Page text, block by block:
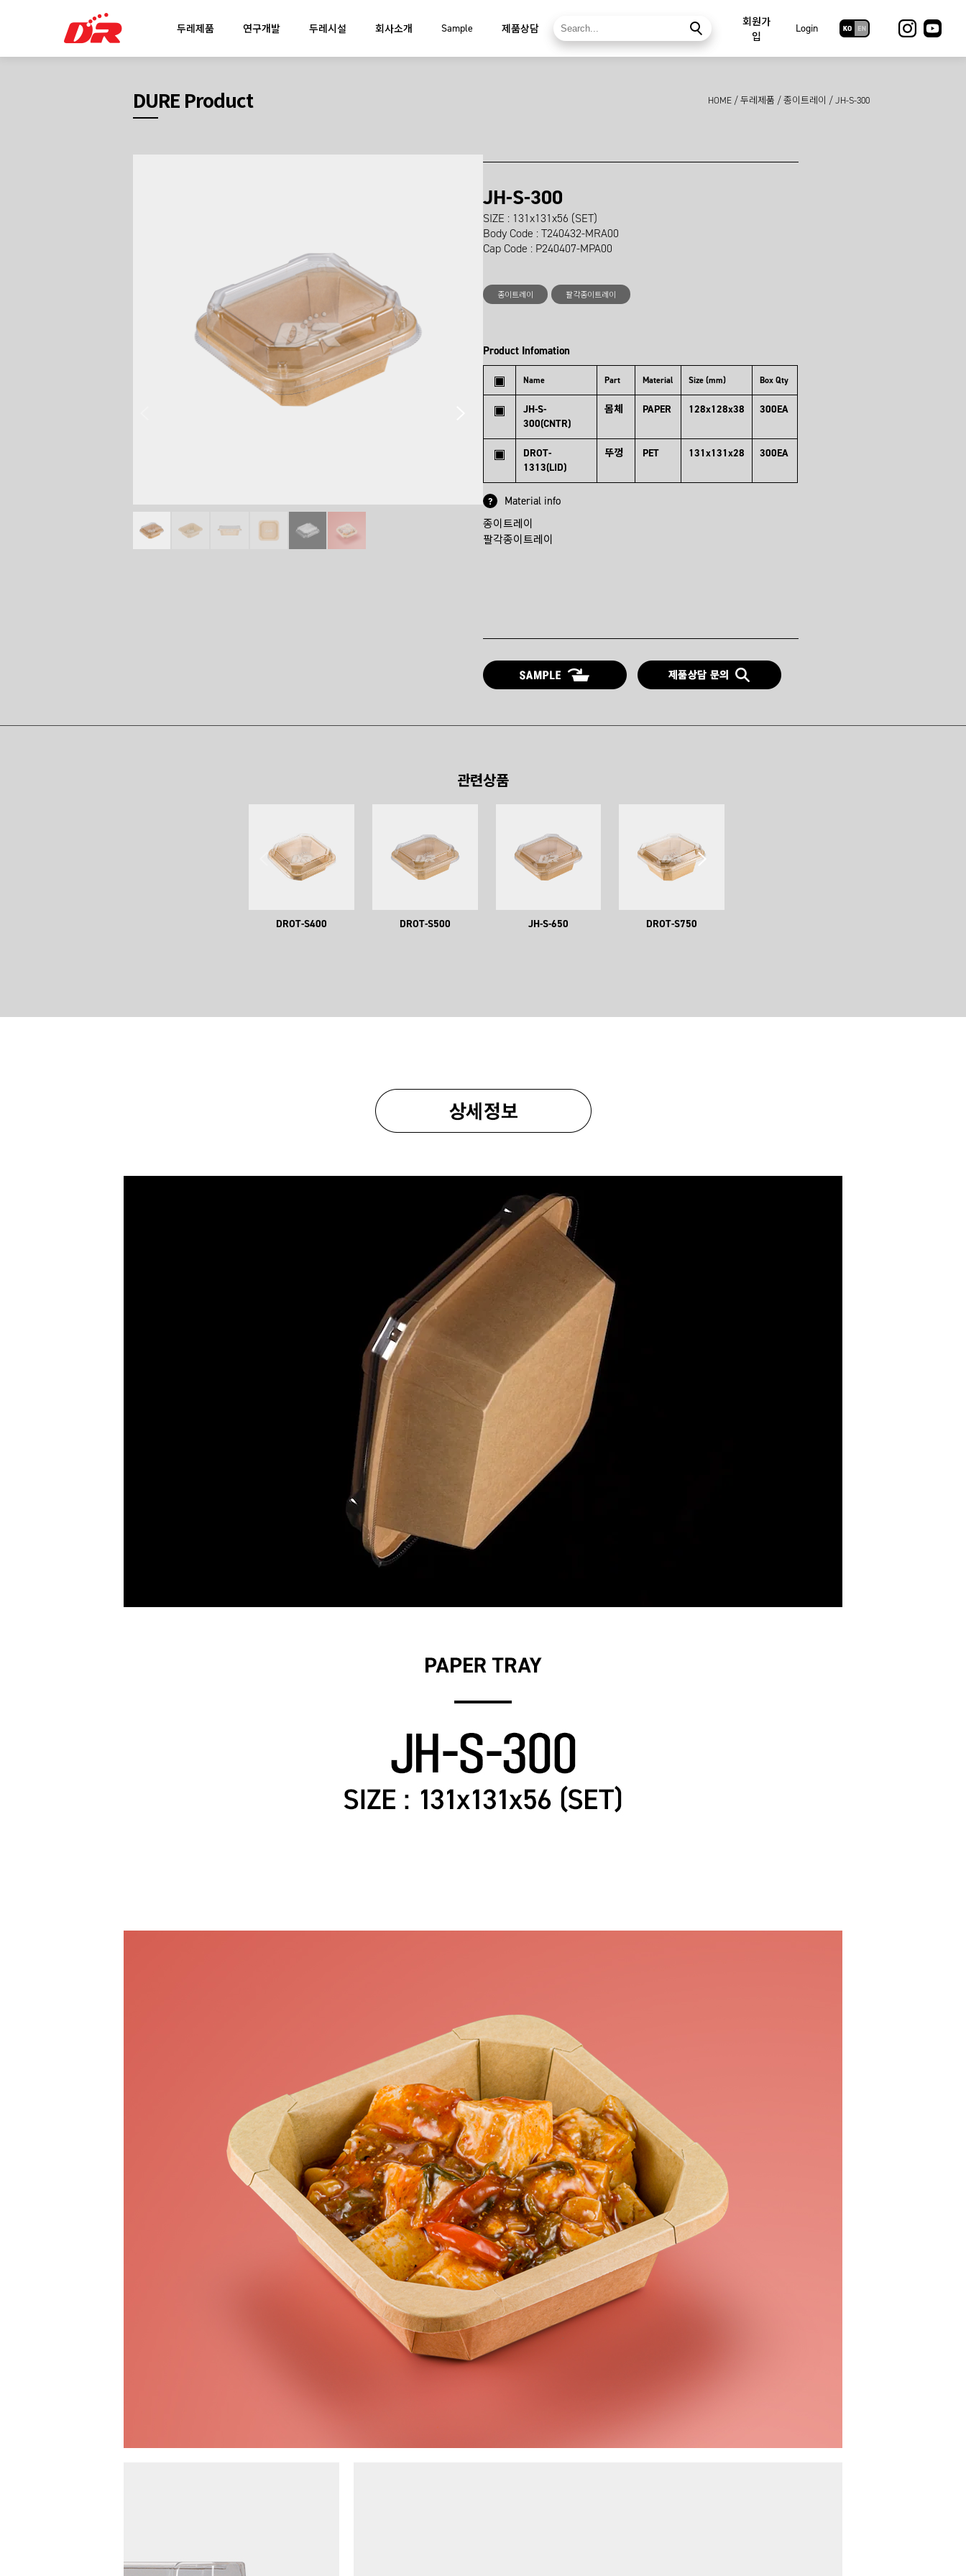
두레제품 연구개발 두레시설 회사소개 Sample 제품상담
회원가
입
Login
HOME/두레제품 /종이트레이 /JH-S-300
DURE Product
JH-S-300
SIZE : 131x131x56 (SET)
Body Code : T240432-MRA00
Cap Code : P240407-MPA00
종이트레이 팔각종이트레이
Product Infomation
Name Part Material Size (mm) Box Qty
JH-S-
300(CNTR)
몸체 PAPER 128x128x38 300EA
DROT-
1313(LID)
뚜껑 PET 131x131x28 300EA
?
Material info
종이트레이
팔각종이트레이
관련상품
DROT-S400 DROT-S500 JH-S-650 DROT-S750